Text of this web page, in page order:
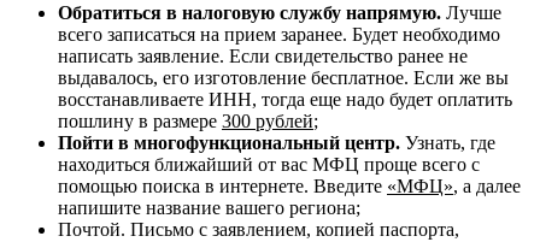
Обратиться в налоговую службу напрямую. Лучше
всего записаться на прием заранее. Будет необходимо
написать заявление. Если свидетельство ранее не
выдавалось, его изготовление бесплатное. Если же вы
восстанавливаете ИНН, тогда еще надо будет оплатить
пошлину в размере 300 рублей;
Пойти в многофункциональный центр. Узнать, где
находиться ближайший от вас МФЦ проще всего с
помощью поиска в интернете. Введите «МФЦ», а далее
напишите название вашего региона;
Почтой. Письмо с заявлением, копией паспорта,